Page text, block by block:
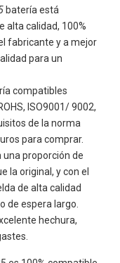
batería está
alta calidad, 100%
fabricante y a mejor
para un
compatibles
ISO9001/ 9002,
de la norma
para comprar.
una proporción de
la original, y con el
de alta calidad
de espera largo.
hechura,